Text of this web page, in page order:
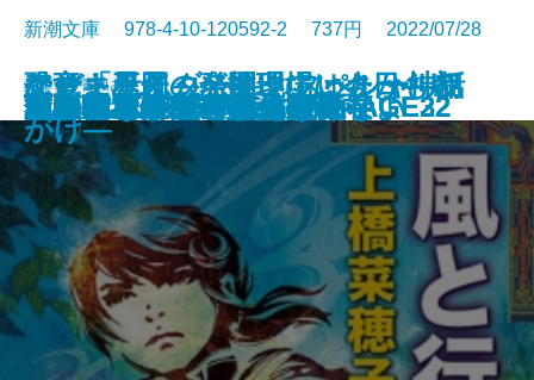
アウトサイダー―クトゥルー神話
傑作選―
ギャンブラーが多すぎる
ケーキ王子の名推理(スペシャリ
テ)6
金春屋ゴメス 芥子の花
ロシアよ、我が名を記憶せよ
いまは、空しか見えない
すべて忘れてしまうから
文豪ナビ 松本清張
なぜ「星図」が開いていたか―初
期ミステリ傑作集―
芽吹長屋仕合せ帖 日照雨
新潮文庫 978-4-10-120592-2 737円 2022/07/28
文庫電子書籍あり
風と行く者―守り人外伝―
君がいないと小説は書けない
下駄の上の卵
次の電車が来るまえに
金春屋ゴメス
チュベローズで待ってる AGE22
チュベローズで待ってる AGE32
恐竜まみれ―発掘現場は今日も命
がけ―
昆虫学者はやめられない
石川啄木